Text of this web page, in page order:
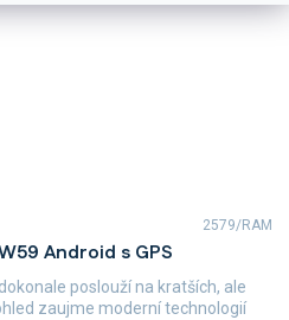
Android s GPS
poslouží na kratších, ale
zaujme moderní technologií
2579/RAM